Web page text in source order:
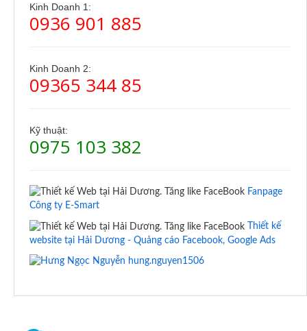
Kinh Doanh 1:
0936 901 885
Kinh Doanh 2:
09365 344 85
Kỹ thuật:
0975 103 382
Fanpage
Công ty E-Smart
Thiết kế
website tại Hải Dương - Quảng cáo Facebook, Google Ads
hung.nguyen1506